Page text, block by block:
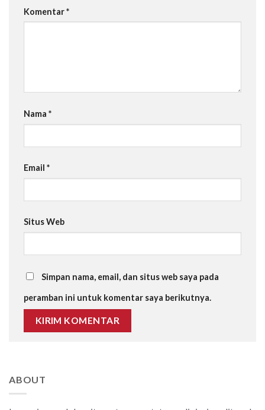
Komentar*
Nama *
Email *
Situs Web
Simpan nama, email, dan situs web saya pada
peramban ini untuk komentar saya berikutnya.
ABOUT